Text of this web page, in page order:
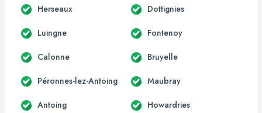
Herseaux Dottignies
Luingne Fontenoy
Calonne Bruyelle
Péronnes-lez-Antoing Maubray
Antoing Howardries